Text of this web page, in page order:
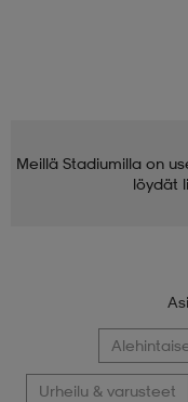
Meillä Stadiumilla on
löydät
Urheilu & varusteet